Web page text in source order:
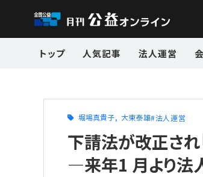
トップ 人気記事 法人運営
堀場真貴子 大東泰雄 法人運営
下請法が改正され
―来年1 月より法